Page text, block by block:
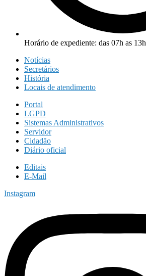
Horário de expediente: das 07h as 13h
Notícias
Secretários
História
Locais de atendimento
Portal
LGPD
Sistemas Administrativos
Servidor
Cidadão
Diário oficial
Editais
E-Mail
Instagram